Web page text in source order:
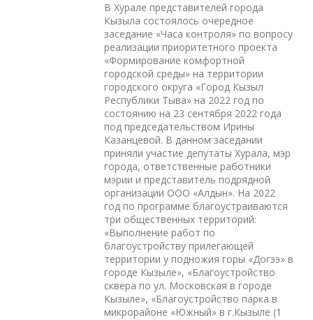
В Хурале представителей города
Кызыла состоялось очередное
заседание «Часа контроля» по вопросу
реализации приоритетного проекта
«Формирование комфортной
городской среды» на территории
городского округа «Город Кызыл
Республики Тыва» на 2022 год по
состоянию на 23 сентября 2022 года
под председательством Ирины
Казанцевой. В данном заседании
приняли участие депутаты Хурала, мэр
города, ответственные работники
мэрии и представитель подрядной
организации ООО «Алдын». На 2022
год по программе благоустраиваются
три общественных территорий:
«Выполнение работ по
благоустройству прилегающей
территории у подножия горы «Догээ» в
городе Кызыле», «Благоустройство
сквера по ул. Московская в городе
Кызыле», «Благоустройство парка в
микрорайоне «Южный» в г.Кызыле (1